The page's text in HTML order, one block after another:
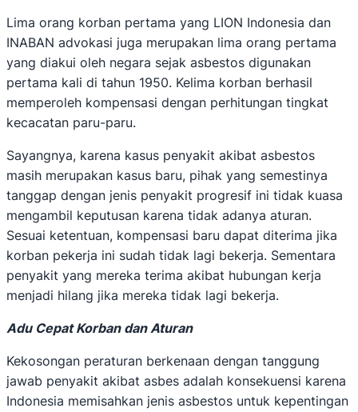
Lima orang korban pertama yang LION Indonesia dan
INABAN advokasi juga merupakan lima orang pertama
yang diakui oleh negara sejak asbestos digunakan
pertama kali di tahun 1950. Kelima korban berhasil
memperoleh kompensasi dengan perhitungan tingkat
kecacatan paru-paru.
Sayangnya, karena kasus penyakit akibat asbestos
masih merupakan kasus baru, pihak yang semestinya
tanggap dengan jenis penyakit progresif ini tidak kuasa
mengambil keputusan karena tidak adanya aturan.
Sesuai ketentuan, kompensasi baru dapat diterima jika
korban pekerja ini sudah tidak lagi bekerja. Sementara
penyakit yang mereka terima akibat hubungan kerja
menjadi hilang jika mereka tidak lagi bekerja.
Adu Cepat Korban dan Aturan
Kekosongan peraturan berkenaan dengan tanggung
jawab penyakit akibat asbes adalah konsekuensi karena
Indonesia memisahkan jenis asbestos untuk kepentingan